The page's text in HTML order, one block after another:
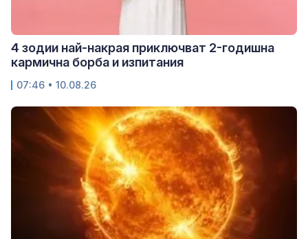
4 зодии най-накрая приключват 2-годишна
кармична борба и изпитания
07:46 • 10.08.26